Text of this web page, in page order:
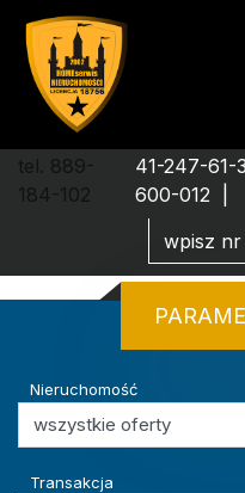
tel. 889-
184-102
41-247-61-
600-012
Nieruchomość
Transakcja